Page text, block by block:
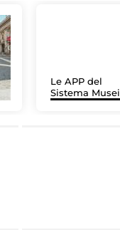
Le APP del
Sistema Musei